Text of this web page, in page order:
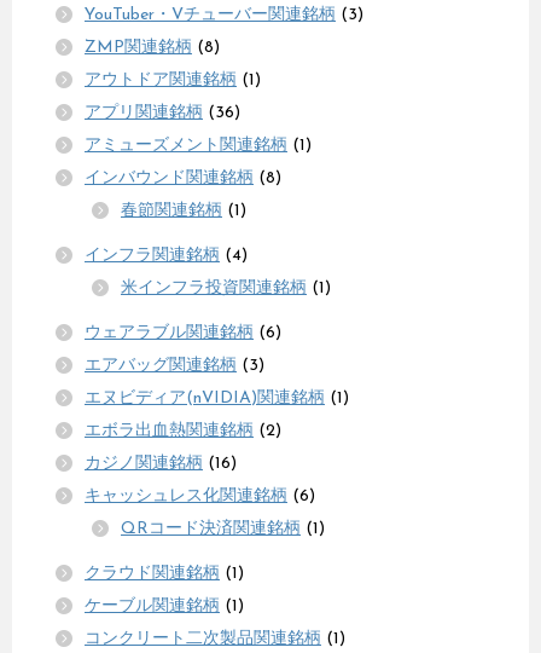
YouTuber・Vチューバー関連銘柄 (3)
ZMP関連銘柄 (8)
アウトドア関連銘柄 (1)
アプリ関連銘柄 (36)
アミューズメント関連銘柄 (1)
インバウンド関連銘柄 (8)
春節関連銘柄 (1)
インフラ関連銘柄 (4)
米インフラ投資関連銘柄 (1)
ウェアラブル関連銘柄 (6)
エアバッグ関連銘柄 (3)
エヌビディア(nVIDIA)関連銘柄 (1)
エボラ出血熱関連銘柄 (2)
カジノ関連銘柄 (16)
キャッシュレス化関連銘柄 (6)
QRコード決済関連銘柄 (1)
クラウド関連銘柄 (1)
ケーブル関連銘柄 (1)
コンクリート二次製品関連銘柄 (1)